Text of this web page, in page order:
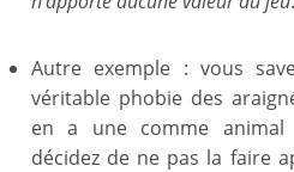
Autre exemple : vous
véritable phobie des
en a une comme animal
décidez de ne pas la faire